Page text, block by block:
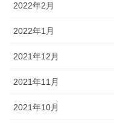
2022年2月
2022年1月
2021年12月
2021年11月
2021年10月